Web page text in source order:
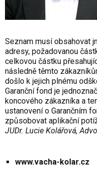
Seznam musí obsahovat
adresy, požadovanou
celkovou částku
následně těmto
došlo k jejich plnému
Garanční fond je
koncového zákazníka a
ustanovení o Garančním
způsobovat aplikační
JUDr. Lucie Kolářová,
www.vacha-kolar.cz